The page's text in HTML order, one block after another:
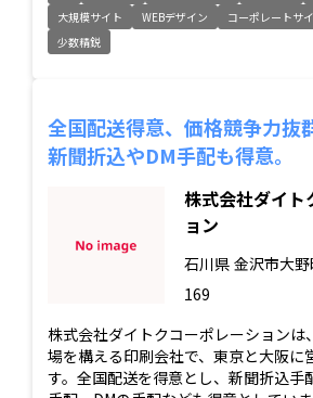
大規模サイト
WEBデザイン コーポレートサ
少数精鋭
全国配送得意、価格競争力抜
新聞折込やDM手配も得意。
株式会社ダイト
ョン
石川県 金沢市大
169
株式会社ダイトクコーポレーションは
場を構える印刷会社で、東京と大阪に
す。全国配送を得意とし、新聞折込手